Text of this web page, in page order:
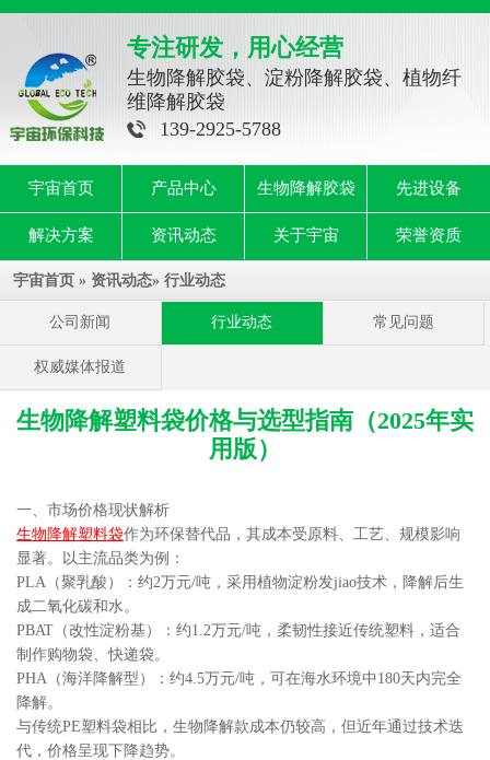
专注研发，用心经营
生物降解胶袋、淀粉降解胶袋、植物纤
维降解胶袋
139-2925-5788
宇宙首页 产品中心 生物降解胶袋 先进设备
解决方案 资讯动态 关于宇宙 荣誉资质
宇宙首页 » 资讯动态» 行业动态
公司新闻 行业动态 常见问题
权威媒体报道
生物降解塑料袋价格与选型指南（2025年实
用版）
一、市场价格现状解析
生物降解塑料袋作为环保替代品，其成本受原料、工艺、规模影响
显著。以主流品类为例：
PLA（聚乳酸）：约2万元/吨，采用植物淀粉发jiao技术，降解后生
成二氧化碳和水。
PBAT（改性淀粉基）：约1.2万元/吨，柔韧性接近传统塑料，适合
制作购物袋、快递袋。
PHA（海洋降解型）：约4.5万元/吨，可在海水环境中180天内完全
降解。
与传统PE塑料袋相比，生物降解款成本仍较高，但近年通过技术迭
代，价格呈现下降趋势。